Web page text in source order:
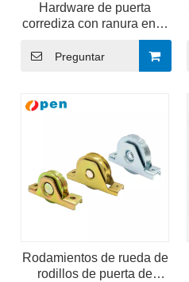
Hardware de puerta
corrediza con ranura en V
industriales con marco de
Preguntar
Rodamientos de rueda de
rodillos de puerta de